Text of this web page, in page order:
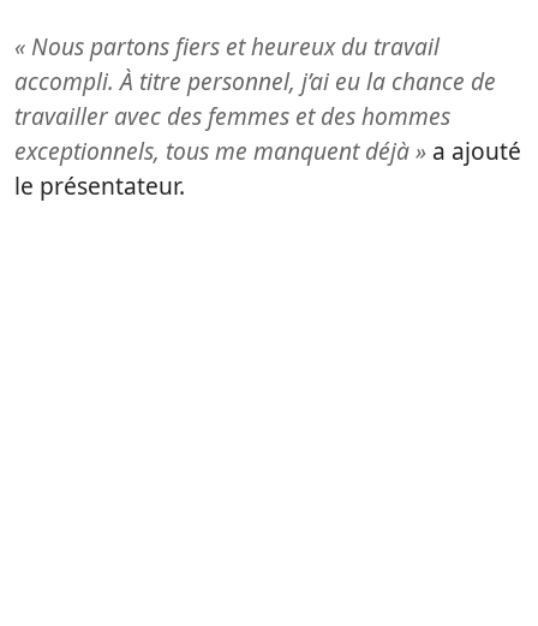
« Nous partons fiers et heureux du travail
accompli. À titre personnel, j’ai eu la chance de
travailler avec des femmes et des hommes
exceptionnels, tous me manquent déjà » a ajouté
le présentateur.